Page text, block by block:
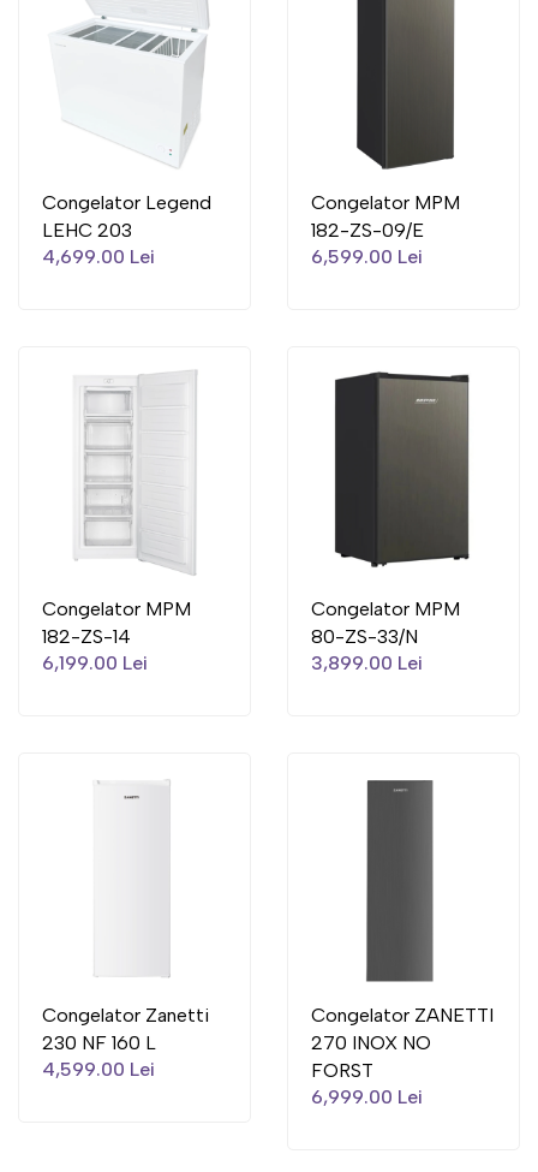
Congelator Legend
LEHC 203
4,699.00 Lei
Congelator MPM
182-ZS-09/E
6,599.00 Lei
Congelator MPM
182-ZS-14
6,199.00 Lei
Congelator MPM
80-ZS-33/N
3,899.00 Lei
Congelator Zanetti
230 NF 160 L
4,599.00 Lei
Congelator ZANETTI
270 INOX NO
FORST
6,999.00 Lei